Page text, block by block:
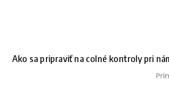
Ako sa pripraviť na colné kontroly pri